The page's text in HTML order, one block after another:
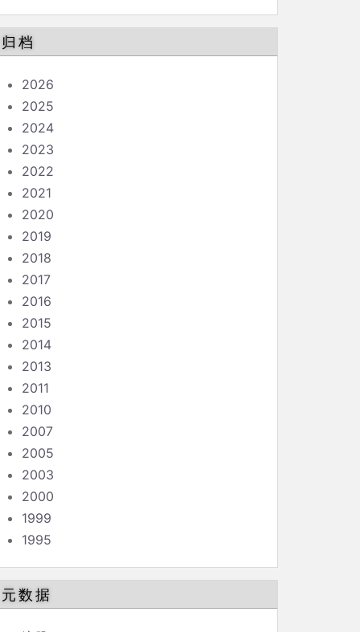
归档
2026
2025
2024
2023
2022
2021
2020
2019
2018
2017
2016
2015
2014
2013
2011
2010
2007
2005
2003
2000
1999
1995
元数据